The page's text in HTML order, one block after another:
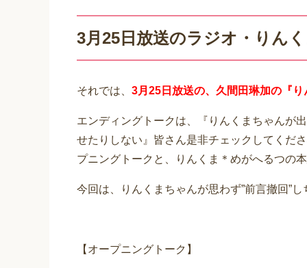
3月25日放送のラジオ・りん
それでは、 3月25日放送の、久間田琳加の『
エンディングトークは、『りんくまちゃんが
せたりしない』皆さん是非チェックしてくだ
プニングトークと、りんくま＊めがへるつの
今回は、りんくまちゃんが思わず”前言撤回”し
【オープニングトーク】